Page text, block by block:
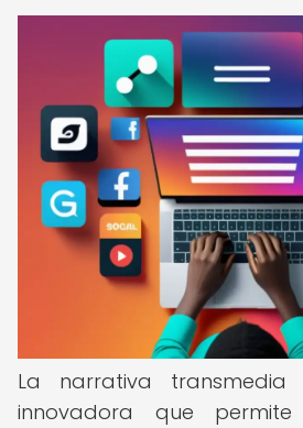
La narrativa
innovadora que